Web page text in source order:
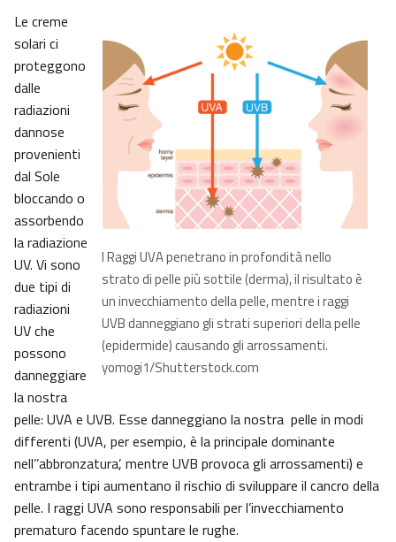
I Raggi UVA penetrano in profondità nello
strato di pelle più sottile (derma), il risultato è
un invecchiamento della pelle, mentre i raggi
UVB danneggiano gli strati superiori della pelle
(epidermide) causando gli arrossamenti.
yomogi1/Shutterstock.com
Le creme
solari ci
proteggono
dalle
radiazioni
dannose
provenienti
dal Sole
bloccando o
assorbendo
la radiazione
UV. Vi sono
due tipi di
radiazioni
UV che
possono
danneggiare
la nostra
pelle: UVA e UVB. Esse danneggiano la nostra pelle in modi
differenti (UVA, per esempio, è la principale dominante
nell’’abbronzatura’, mentre UVB provoca gli arrossamenti) e
entrambe i tipi aumentano il rischio di sviluppare il cancro della
pelle. I raggi UVA sono responsabili per l’invecchiamento
prematuro facendo spuntare le rughe.